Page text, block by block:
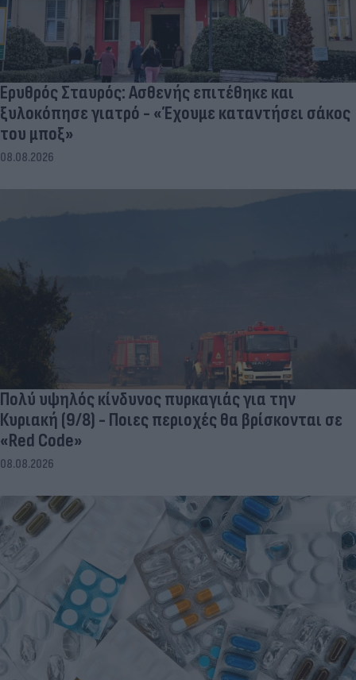
Ερυθρός Σταυρός: Ασθενής επιτέθηκε και
ξυλοκόπησε γιατρό - «Έχουμε καταντήσει σάκος
του μποξ»
08.08.2026
Πολύ υψηλός κίνδυνος πυρκαγιάς για την
Κυριακή (9/8) - Ποιες περιοχές θα βρίσκονται σε
«Red Code»
08.08.2026